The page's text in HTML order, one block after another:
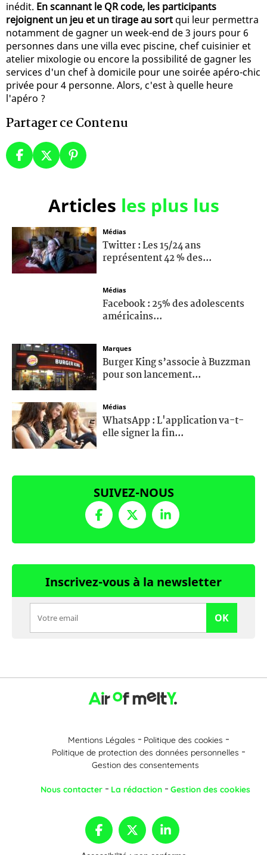
inédit. En scannant le QR code, les participants
rejoignent un jeu et un tirage au sort qui leur permettra
notamment de gagner un week-end de 3 jours pour 6
personnes dans une villa evec piscine, chef cuisinier et
atelier mixologie ou encore la possibilité de gagner les
services d'un chef à domicile pour une soirée apéro-chic
privée pour 4 personne. Alors, c'est à quelle heure
l'apéro ?
Partager ce Contenu
Articles les plus lus
Médias
Twitter : Les 15/24 ans
représentent 42 % des...
Médias
Facebook : 25% des adolescents
américains...
Marques
Burger King s’associe à Buzzman
pour son lancement...
Médias
WhatsApp : L'application va-t-
elle signer la fin...
SUIVEZ-NOUS
Inscrivez-vous à la newsletter
OK
Mentions Légales
Politique des cookies
Politique de protection des données personnelles
Gestion des consentements
Nous contacter La rédaction Gestion des cookies